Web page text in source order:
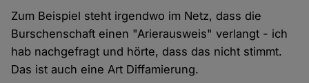
Zum Beispiel steht irgendwo im Netz, dass die
Burschenschaft einen "Arierausweis" verlangt - ich
hab nachgefragt und hörte, dass das nicht stimmt.
Das ist auch eine Art Diffamierung.